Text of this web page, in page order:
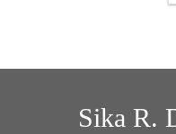
Sika R.